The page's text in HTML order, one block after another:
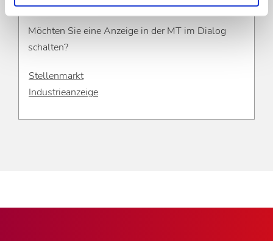
Möchten Sie eine Anzeige in der MT im Dialog
schalten?
Stellenmarkt
Industrieanzeige